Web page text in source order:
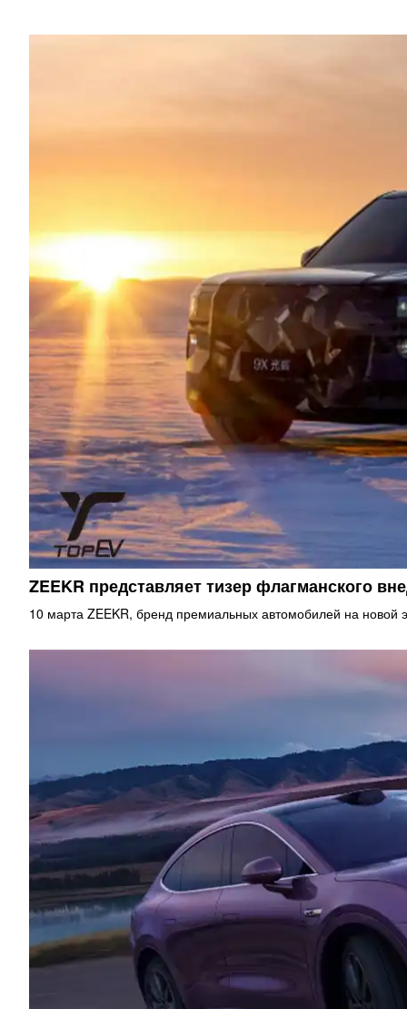
ZEEKR представляет тизер флагманского
10 марта ZEEKR, бренд премиальных автомобилей на новой